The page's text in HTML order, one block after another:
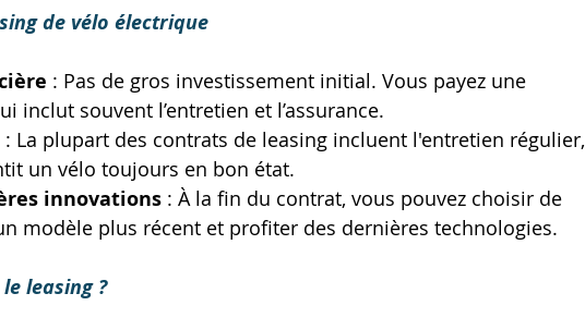
de vélo électrique
: Pas de gros investissement initial. Vous payez une
inclut souvent l’entretien et l’assurance.
: La plupart des contrats de leasing incluent l'entretien régulier,
un vélo toujours en bon état.
innovations : À la fin du contrat, vous pouvez choisir de
modèle plus récent et profiter des dernières technologies.
leasing ?